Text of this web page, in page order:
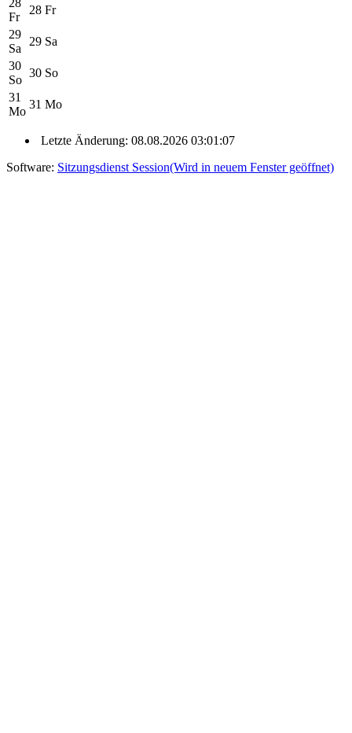
Fr
28 Fr
29
Sa
29 Sa
30
So
30 So
31
Mo
31 Mo
Letzte Änderung: 08.08.2026 03:01:07
Software: Sitzungsdienst Session(Wird in neuem Fenster geöffnet)